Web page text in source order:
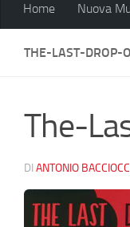
Home Nuova
THE-LAST-DROP-
The-
DI ANTONIO